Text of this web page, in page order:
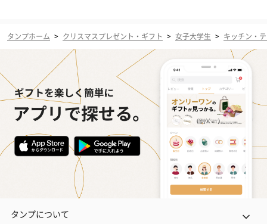
タンプホーム > クリスマスプレゼント・ギフト > 女子大学生 > キッチン・
タンプについて